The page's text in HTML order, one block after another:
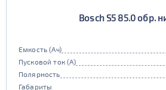
Bosch S5 85.0 обр.
Емкость (Ач)
Пусковой ток (А)
Полярность
Габариты